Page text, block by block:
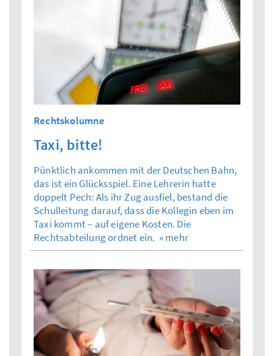
Rechtskolumne
Taxi, bitte!
Pünktlich ankommen mit der Deutschen Bahn,
das ist ein Glücksspiel. Eine Lehrerin hatte
doppelt Pech: Als ihr Zug ausfiel, bestand die
Schulleitung darauf, dass die Kollegin eben im
Taxi kommt – auf eigene Kosten. Die
Rechtsabteilung ordnet ein. » mehr